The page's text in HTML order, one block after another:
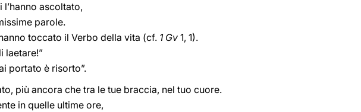
l’hanno ascoltato,
parole.
toccato il Verbo della vita (cf. 1 Gv 1, 1).
laetare!”
portato è risorto”.
più ancora che tra le tue braccia, nel tuo cuore.
in quelle ultime ore,